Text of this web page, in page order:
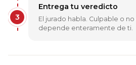
3
Entrega tu veredicto
El jurado habla. Culpable o
depende enteramente de ti.